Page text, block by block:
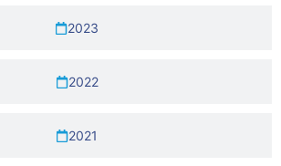
2023
2022
2021